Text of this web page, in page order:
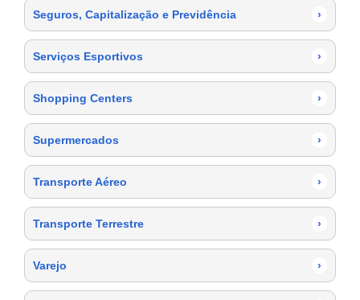
Seguros, Capitalização e Previdência ›
Serviços Esportivos ›
Shopping Centers ›
Supermercados ›
Transporte Aéreo ›
Transporte Terrestre ›
Varejo ›